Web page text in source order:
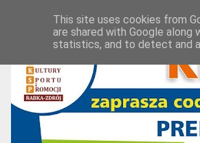
This site uses cookies from
are shared with Google
statistics, and to detect and